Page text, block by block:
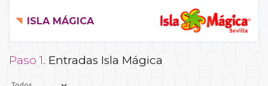
ISLA MÁGICA
Paso 1. Entradas Isla Mágica